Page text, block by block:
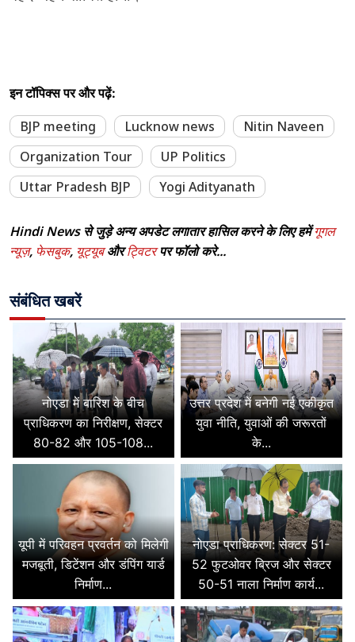
इन टॉपिक्स पर और पढ़ें:
BJP meeting Lucknow news
Nitin Naveen
Organization Tour
UP Politics
Uttar Pradesh BJP
Yogi Adityanath
Hindi News से जुड़े अन्य अपडेट लगातार हासिल करने के लिए हमेंगूगल
न्यूज़, फेसबुक, यूट्यूबऔरट्विटरपर फॉलो करे...
संबंधित खबरें
नोएडा में बारिश के बीच
प्राधिकरण का निरीक्षण, सेक्टर
80-82 और 105-108...
उत्तर प्रदेश में बनेगी नई एकीकृत
युवा नीति, युवाओं की जरूरतों
के...
यूपी में परिवहन प्रवर्तन को मिलेगी
मजबूती, डिटेंशन और डंपिंग यार्ड
निर्माण...
नोएडा प्राधिकरण: सेक्टर 51-
52 फुटओवर ब्रिज और सेक्टर
50-51 नाला निर्माण कार्य...